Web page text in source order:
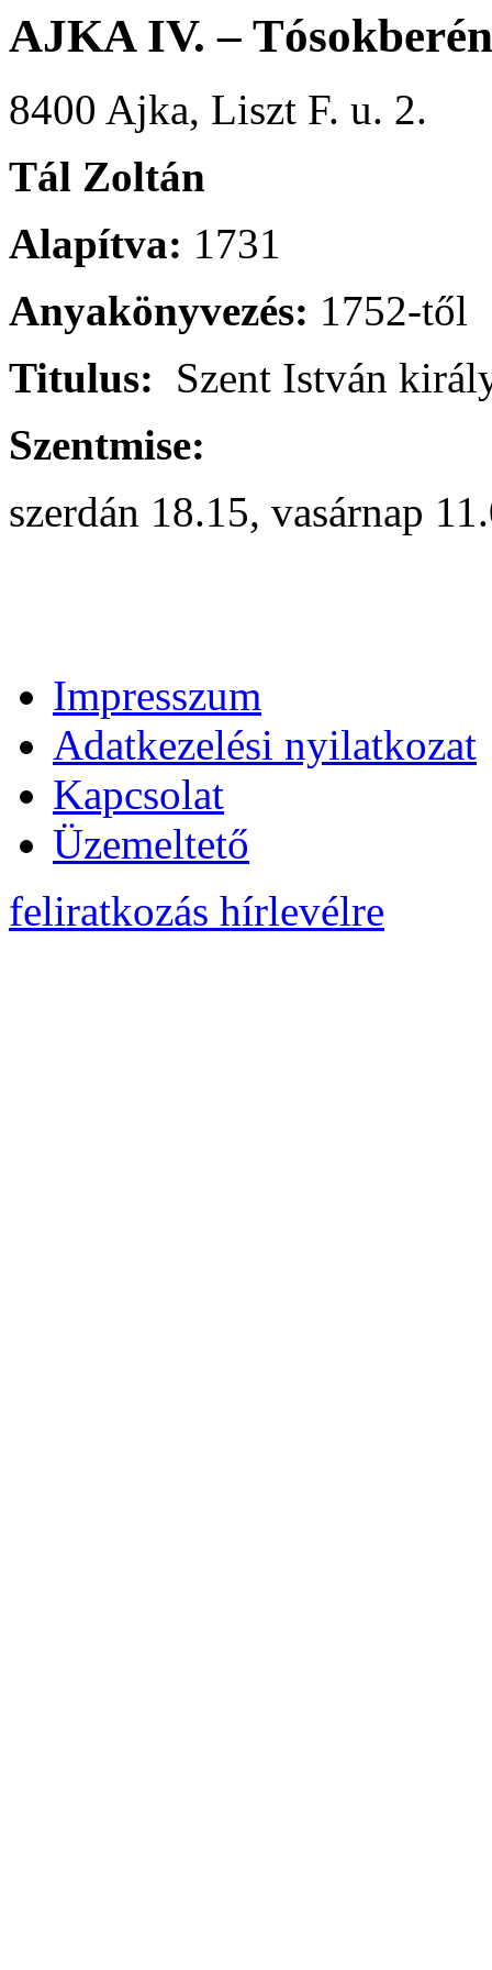
AJKA IV. –
8400 Ajka, Liszt F. u. 2.
Tál Zoltán
Alapítva: 1731
Anyakönyvezés: 1752-től
Titulus: Szent István
Szentmise:
szerdán 18.15, vasárnap
Impresszum
Adatkezelési nyilatkozat
Kapcsolat
Üzemeltető
feliratkozás hírlevélre